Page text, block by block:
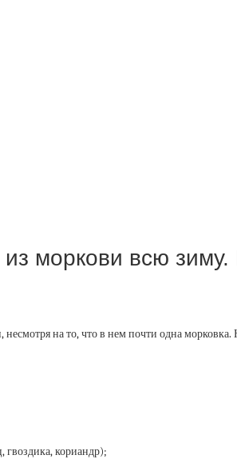
из моркови всю
на то, что в нем почти одна
кориандр);